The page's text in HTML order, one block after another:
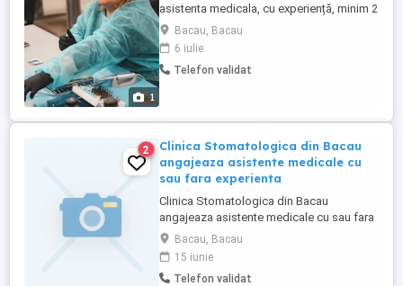
1
asistenta medicala, cu experiență, minim 2
ani. CV -urile le trimiteți pe WhatsApp si
noi va contactam in cel mai scurt timp.Rog
seriozitate!
Bacau, Bacau
6 iulie
Telefon validat
2
Clinica Stomatologica din Bacau
angajeaza asistente medicale cu
sau fara experienta
Clinica Stomatologica din Bacau
angajeaza asistente medicale cu sau fara
experienta. Va rugam sa nu trimiteti CV-uri,
sunati exclusiv la telefonul din anunt in
vederea programarii unui interviu.
Bacau, Bacau
15 iunie
Telefon validat